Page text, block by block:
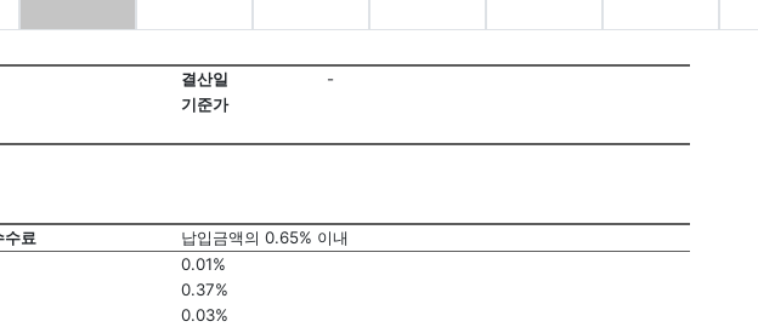
결산일
-
기준가
수료 납입금액의 0.65% 이내
0.01%
0.37%
0.03%